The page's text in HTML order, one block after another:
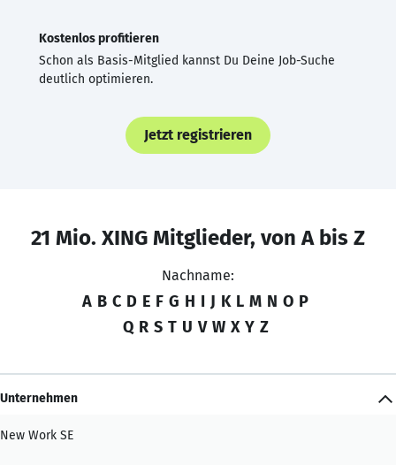
Kostenlos profitieren
Schon als Basis-Mitglied kannst Du Deine Job-Suche
deutlich optimieren.
Jetzt registrieren
21 Mio. XING Mitglieder, von A bis Z
Nachname:
A B C D E F G H I J K L M N O P
Q R S T U V W X Y Z
Unternehmen
New Work SE